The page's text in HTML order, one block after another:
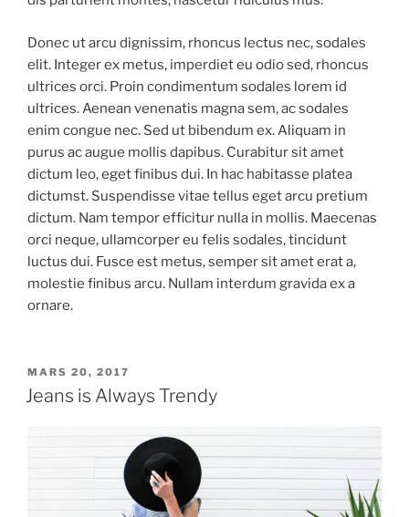
Donec ut arcu dignissim, rhoncus lectus nec, sodales
elit. Integer ex metus, imperdiet eu odio sed, rhoncus
ultrices orci. Proin condimentum sodales lorem id
ultrices. Aenean venenatis magna sem, ac sodales
enim congue nec. Sed ut bibendum ex. Aliquam in
purus ac augue mollis dapibus. Curabitur sit amet
dictum leo, eget finibus dui. In hac habitasse platea
dictumst. Suspendisse vitae tellus eget arcu pretium
dictum. Nam tempor efficitur nulla in mollis. Maecenas
orci neque, ullamcorper eu felis sodales, tincidunt
luctus dui. Fusce est metus, semper sit amet erat a,
molestie finibus arcu. Nullam interdum gravida ex a
ornare.
PUBLICERAT
MARS 20, 2017
Jeans is Always Trendy